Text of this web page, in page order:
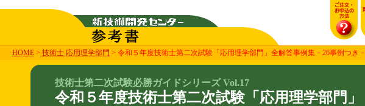
HOME > 技術士 応用理学部門 > 令和５年度技術士第二次試験「応用理学部門」全解答事例集－26事例つき－
技術士第二次試験必勝ガイドシリーズ Vol.17
令和５年度技術士第二次試験「応用理学部門」